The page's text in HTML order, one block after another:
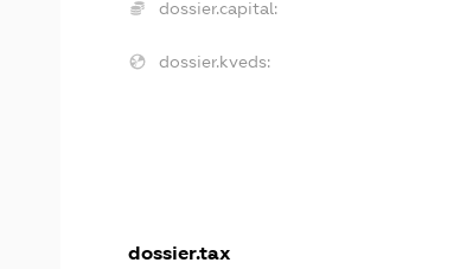
dossier.capital:
dossier.kveds:
dossier.tax